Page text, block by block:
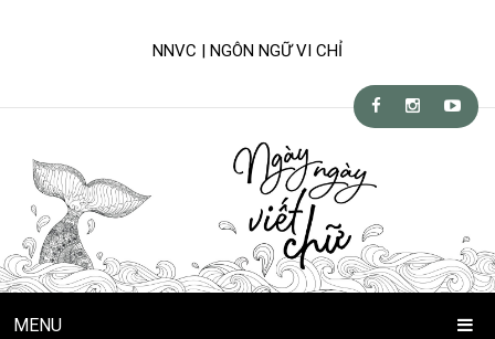
NNVC | NGÔN NGỮ VI CHỈ
MENU